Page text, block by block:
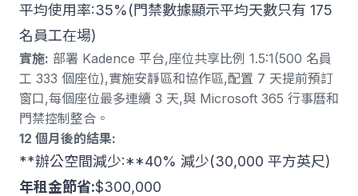
平均使用率:35%(門禁數據顯示平均天數只有 175
名員工在場)
實施: 部署 Kadence 平台,座位共享比例 1.5:1(500 名員
工 333 個座位),實施安靜區和協作區,配置 7 天提前預訂
窗口,每個座位最多連續 3 天,與 Microsoft 365 行事曆和
門禁控制整合。
12 個月後的結果:
**辦公空間減少:**40% 減少(30,000 平方英尺)
年租金節省:$300,000